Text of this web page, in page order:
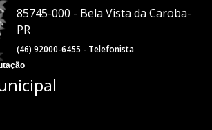
85745-000 - Bela Vista da Caroba-
PR
(46) 92000-6455 - Telefonista